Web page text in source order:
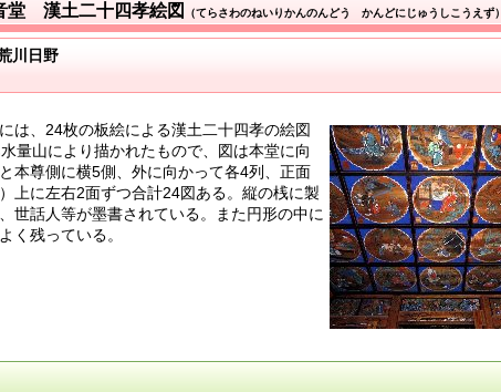
堂 漢土二十四孝絵図 （てらさわのねいりかんのんどう かんどにじゅうしこうえず）
川日野
は、24枚の板絵による漢土二十四孝の絵図
量山により描かれたもので、図は本堂に向
本尊側に横5側、外に向かって各4列、正面
上に左右2面ずつ合計24図ある。縦の桟に製
世話人等が墨書されている。また円形の中に
く残っている。